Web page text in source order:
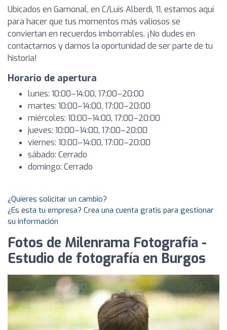
Ubicados en Gamonal, en C/Luis Alberdi, 11, estamos aquí
para hacer que tus momentos más valiosos se
conviertan en recuerdos imborrables. ¡No dudes en
contactarnos y darnos la oportunidad de ser parte de tu
historia!
Horario de apertura
lunes: 10:00–14:00, 17:00–20:00
martes: 10:00–14:00, 17:00–20:00
miércoles: 10:00–14:00, 17:00–20:00
jueves: 10:00–14:00, 17:00–20:00
viernes: 10:00–14:00, 17:00–20:00
sábado: Cerrado
domingo: Cerrado
¿Quieres solicitar un cambio?
¿Es esta tu empresa? Crea una cuenta gratis para gestionar
su información
Fotos de Milenrama Fotografía -
Estudio de fotografía en Burgos